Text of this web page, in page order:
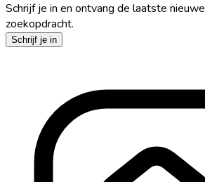
Schrijf je in en ontvang de laatste
zoekopdracht.
Schrijf je in